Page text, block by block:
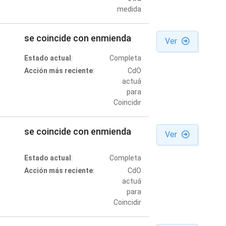
medida
se coincide con enmienda Ver
Estado actual :
Completa
Acción más reciente:
CdO
actuá
para
Coincidir
se coincide con enmienda Ver
Estado actual :
Completa
Acción más reciente:
CdO
actuá
para
Coincidir